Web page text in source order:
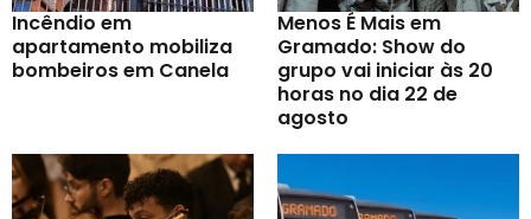
Incêndio em
apartamento mobiliza
bombeiros em Canela
Menos É Mais em
Gramado: Show do
grupo vai iniciar às 20
horas no dia 22 de
agosto